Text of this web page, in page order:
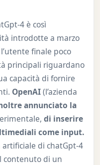
4 è così
introdotte a marzo
finale poco
principali riguardano
capacità di fornire
OpenAI(l’azienda
annunciato la
di inserire
come input.
di chatGpt-4
contenuto di un